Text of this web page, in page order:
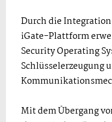
Durch die
iGate-Plattform
Security Operating
Schlüsselerzeugung
Mit dem Übergang